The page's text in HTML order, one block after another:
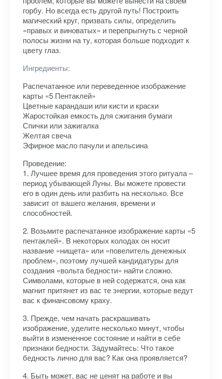
горбу. Но всегда есть другой путь! Построить
магический круг, призвать силы, определить
«правых и виноватых» и перепрыгнуть с черной
полосы жизни на ту, которая больше подходит к
цвету глаз.
Ингредиенты:
Распечатанное или переведенное изображение
карты «5 Пентаклей»
Цветные карандаши или кисти и краски
Жаростойкая емкость для сжигания бумаги
Спички или зажигалка
Желтая свеча
Эфирное масло пачули и апельсина
Проведение:
1. Лучшее время для проведения этого ритуала –
период убывающей Луны. Вы можете провести
его в один день или разбить на несколько. Все
зависит от вашего желания, времени и
способностей.
2. Возьмите распечатанное изображение карты «5
пентаклей». В некоторых колодах он носит
название «нищета» или «повелитель денежных
проблем», поэтому лучшей кандидатуры для
создания «вольта бедности» найти сложно.
Символами, которые в ней содержатся, она как
магнит притянет из вас те энергии, которые ведут
вас к финансовому краху.
3. Прежде, чем начать раскрашивать
изображение, уделите несколько минут, чтобы
выйти в измененное состояние и найти в себе
признаки бедности. Задумайтесь: Что такое
бедность лично для вас? Как она проявляется?
4. Быть может, вас не ценят на работе и вы